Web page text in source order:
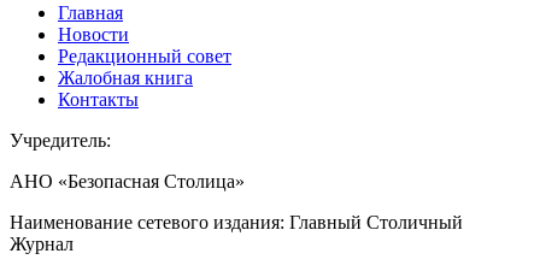
Главная
Новости
Редакционный совет
Жалобная книга
Контакты
Учредитель:
АНО «Безопасная Столица»
Наименование сетевого издания: Главный Столичный
Журнал